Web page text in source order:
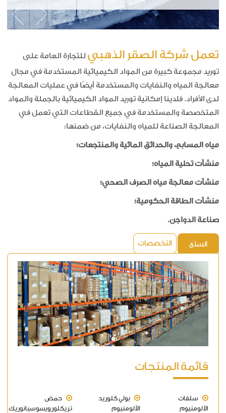
تعمل شركة الصقر الذهبي للتجارة العامة على
توريد مجموعة كبيرة من المواد الكيميائية المستخدمة في مجال
معالجة المياه والنفايات والمستخدمة أيضًا في عمليات المعالجة
لدى الأفراد. فلدينا إمكانية توريد المواد الكيميائية بالجملة والمواد
المتخصصة والمستخدمة في جميع القطاعات التي تعمل في
المعالجة الصناعة للمياه والنفايات، من ضمنها:
مياه المسابح، والحدائق المائية والمنتجعات؛
منشآت تحلية المياه؛
منشآت معالجة مياه الصرف الصحي؛
منشآت الطاقة الحكومية؛
صناعة الدواجن.
السلع التخصصات
قائمة المنتجات
سلفات
الألومنيوم
بولي كلوريد
الألومنيوم
حمض
تريكلورويسوسيانوريك